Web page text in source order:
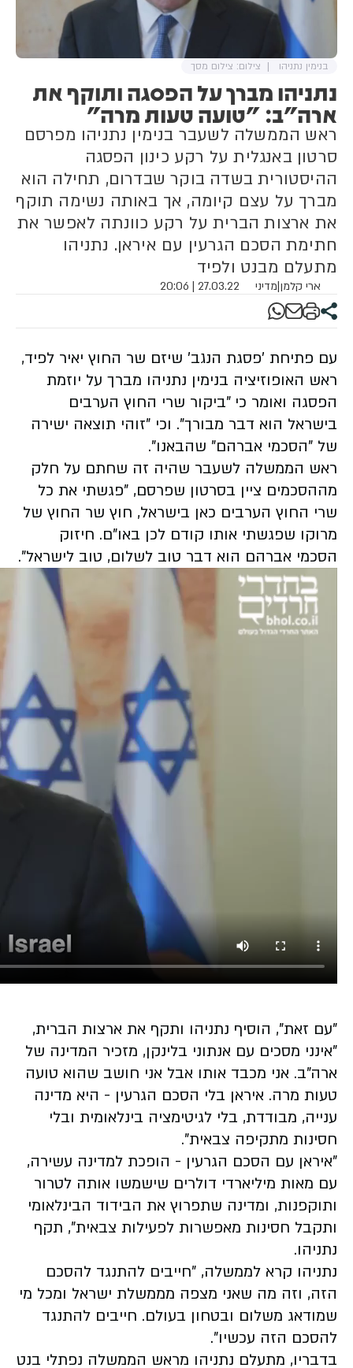
נתניהו מברך על הפסגה ותוקף את
ארה"ב: "טועה טעות מרה"
ראש הממשלה לשעבר בנימין נתניהו מפרסם
סרטון באנגלית על רקע כינון הפסגה
ההיסטורית בשדה בוקר שבדרום, תחילה הוא
מברך על עצם קיומה, אך באותה נשימה תוקף
את ארצות הברית על רקע כוונתה לאפשר את
חתימת הסכם הגרעין עם איראן. נתניהו
מתעלם מבנט ולפיד
ארי קלמן|מדיני 27.03.22 | 20:06
בנימין נתניהו צילום: צילום מסך
עם פתיחת 'פסגת הנגב' שיזם שר החוץ יאיר לפיד,
ראש האופוזיציה בנימין נתניהו מברך על יוזמת
הפסגה ואומר כי "ביקור שרי החוץ הערבים
בישראל הוא דבר מבורך". וכי "זוהי תוצאה ישירה
של "הסכמי אברהם" שהבאנו".
ראש הממשלה לשעבר שהיה זה שחתם על חלק
מההסכמים ציין בסרטון שפרסם, "פגשתי את כל
שרי החוץ הערבים כאן בישראל, חוץ שר החוץ של
מרוקו שפגשתי אותו קודם לכן באו"ם. חיזוק
הסכמי אברהם הוא דבר טוב לשלום, טוב לישראל".
"עם זאת", הוסיף נתניהו ותקף את ארצות הברית,
"אינני מסכים עם אנתוני בלינקן, מזכיר המדינה של
ארה"ב. אני מכבד אותו אבל אני חושב שהוא טועה
טעות מרה. איראן בלי הסכם הגרעין - היא מדינה
ענייה, מבודדת, בלי לגיטימציה בינלאומית ובלי
חסינות מתקיפה צבאית".
"איראן עם הסכם הגרעין - הופכת למדינה עשירה,
עם מאות מיליארדי דולרים שישמשו אותה לטרור
ותוקפנות, ומדינה שתפרוץ את הבידוד הבינלאומי
ותקבל חסינות מאפשרות לפעילות צבאית", תקף
נתניהו.
נתניהו קרא לממשלה, "חייבים להתנגד להסכם
הזה, וזה מה שאני מצפה מממשלת ישראל ומכל מי
שמודאג משלום ובטחון בעולם. חייבים להתנגד
להסכם הזה עכשיו".
בדבריו, מתעלם נתניהו מראש הממשלה נפתלי בנט